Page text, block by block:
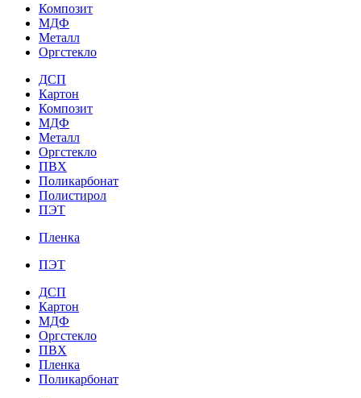
Композит
МДФ
Металл
Оргстекло
ДСП
Картон
Композит
МДФ
Металл
Оргстекло
ПВХ
Поликарбонат
Полистирол
ПЭТ
Пленка
ПЭТ
ДСП
Картон
МДФ
Оргстекло
ПВХ
Пленка
Поликарбонат